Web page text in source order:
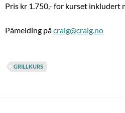
Pris kr 1.750,- for kurset inkludert
Påmelding påcraig@craig.no
GRILLKURS